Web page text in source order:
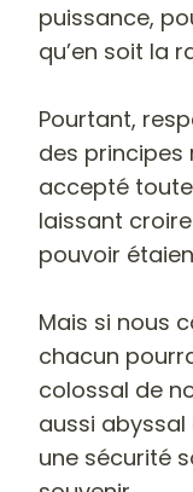
puissance,
qu’en soit la
Pourtant,
des principes
accepté
laissant
pouvoir
Mais si nous
chacun
colossal de
aussi
une sécurité